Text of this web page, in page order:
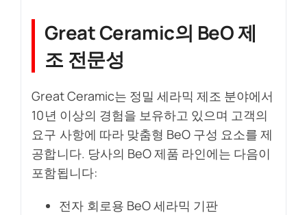
Great Ceramic의 BeO 제
조 전문성
Great Ceramic는 정밀 세라믹 제조 분야에서
10년 이상의 경험을 보유하고 있으며 고객의
요구 사항에 따라 맞춤형 BeO 구성 요소를 제
공합니다. 당사의 BeO 제품 라인에는 다음이
포함됩니다:
전자 회로용 BeO 세라믹 기판